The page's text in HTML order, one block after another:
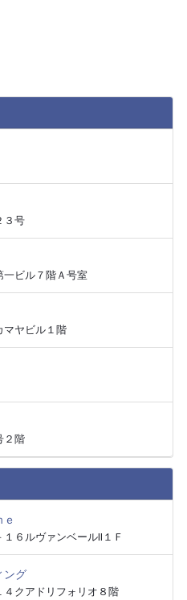
３号
ビル７階Ａ号室
マヤビル１階
２階
６ルヴァンベールⅡ１Ｆ
ング
クアドリフォリオ８階